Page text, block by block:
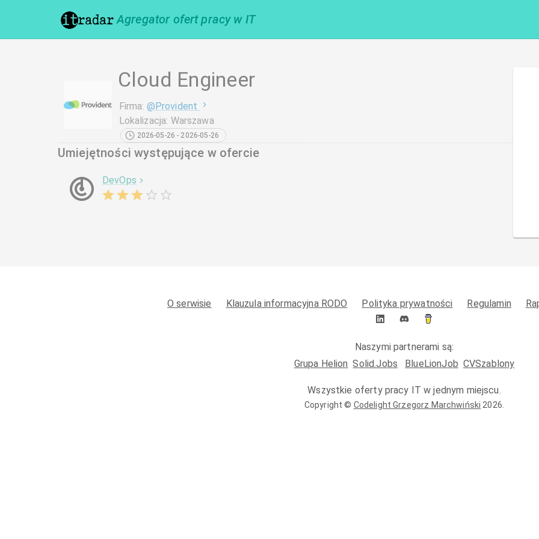
Agregator ofert pracy w IT
Cloud Engineer
Firma: @Provident
Lokalizacja: Warszawa
2026-05-26 - 2026-05-26
Umiejętności występujące w ofercie
DevOps
O serwisie Klauzula informacyjna RODO Polityka prywatności Regulamin
Naszymi partnerami są:
Grupa Helion Solid.Jobs BlueLionJob CVSzablony
Wszystkie oferty pracy IT w jednym miejscu.
Copyright © Codelight Grzegorz Marchwiński 2026.